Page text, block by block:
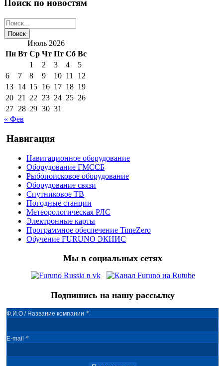
Поиск по новостям
Июль 2026
Пн Вт Ср Чт Пт Сб Вс
1
2 3 4
5
6
7 8 9 10 11
12
13 14 15 16 17 18 19
20 21 22 23 24 25 26
27 28 29 30 31
« Фев
Навигация
Навигационное оборудование
Оборудование ГМССБ
Рыбопоисковое оборудование
Оборудование связи
Спутниковое ТВ
Погодные станции
Метеорологическая РЛС
Электронные карты
Программное обеспечение TimeZero
Обучение FURUNO ЭКНИС
Мы в социальных сетях
Подпишись на нашу рассылку
Ф.И.О / Название компании *
E-mail *